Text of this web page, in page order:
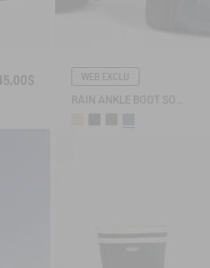
WEB EXCLU
RAIN ANKLE BOOT SOFT RAIN 2